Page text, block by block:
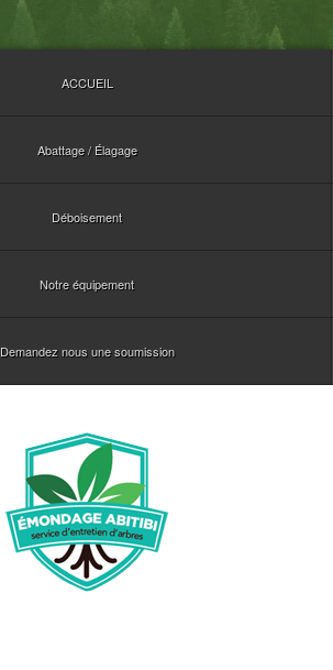
ACCUEIL
Abattage / Élagage
Déboisement
Notre équipement
Demandez nous une soumission